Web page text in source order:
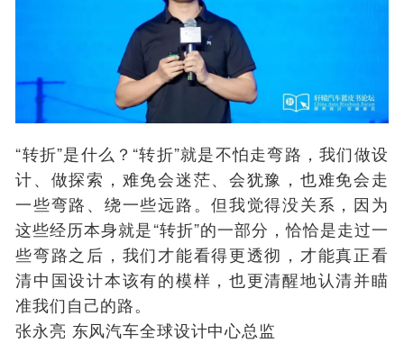
“转折”是什么？“转折”就是不怕走弯路，我们做设
计、做探索，难免会迷茫、会犹豫，也难免会走
一些弯路、绕一些远路。但我觉得没关系，因为
这些经历本身就是“转折”的一部分，恰恰是走过一
些弯路之后，我们才能看得更透彻，才能真正看
清中国设计本该有的模样，也更清醒地认清并瞄
准我们自己的路。
张永亮 东风汽车全球设计中心总监